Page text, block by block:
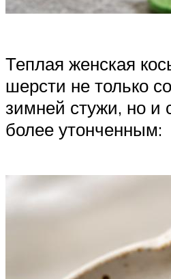
Теплая женская
шерсти не только
зимней стужи, но и
более утонченным: